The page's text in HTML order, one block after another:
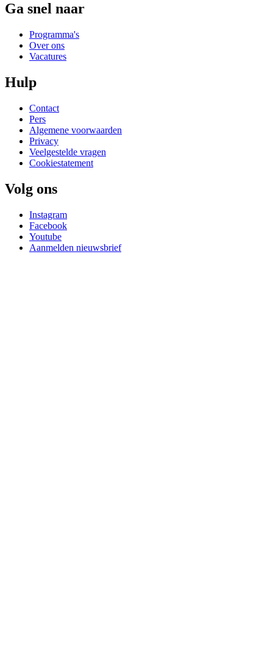
Ga snel naar
Programma's
Over ons
Vacatures
Hulp
Contact
Pers
Algemene voorwaarden
Privacy
Veelgestelde vragen
Cookiestatement
Volg ons
Instagram
Facebook
Youtube
Aanmelden nieuwsbrief